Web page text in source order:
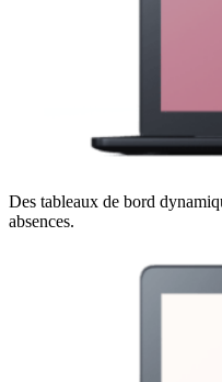
Des tableaux de bord
absences.